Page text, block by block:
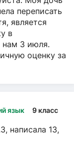
переписать
является
в
нам 3 июля.
оценку за
язык 9 класс
написала 13,